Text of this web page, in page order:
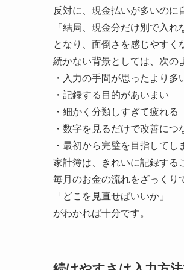
反対に、現金払いが多いのに
「結局、現金分だけ別で入れ
となり、面倒さを感じやすく
続かない背景としては、次の
・入力の手間が思ったより多
・記録する目的があいまい
・細かく分類しすぎて疲れる
・数字を見るだけで改善につ
・最初から完璧を目指してし
家計簿は、きれいに記録する
毎月のお金の流れをざっくり
「どこを見直せばいいか」
がわかれば十分です。